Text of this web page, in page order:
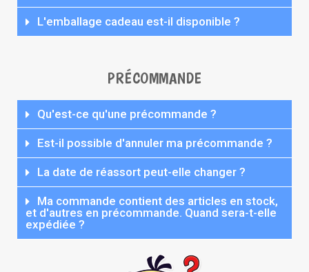
L'emballage cadeau est-il disponible ?
PRÉCOMMANDE
Qu'est-ce qu'une précommande ?
Est-il possible d'annuler ma précommande ?
La date de réassort peut-elle changer ?
Ma commande contient des articles en stock,
et d'autres en précommande. Quand sera-t-elle
expédiée ?